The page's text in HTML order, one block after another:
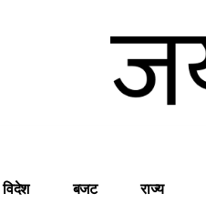
विदेश बजट राज्य